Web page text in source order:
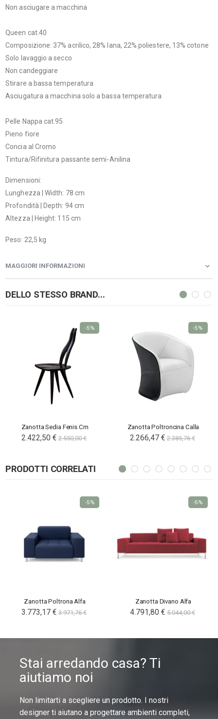
Non asciugare a macchina
Queen cat.40
Composizione: 37% acrilico, 28% lana, 22% poliestere, 13% cotone
Solo lavaggio a secco
Non candeggiare
Stirare a bassa temperatura
Asciugatura a macchina solo a bassa temperatura
Pelle Nappa cat.95
Pieno fiore
Concia al Cromo
Tintura/Rifinitura passante semi-Anilina
Dimensioni:
Lunghezza | Width: 78 cm
Profondità | Depth: 94 cm
Altezza | Height: 115 cm
Peso: 22,5 kg
MAGGIORI INFORMAZIONI
DELLO STESSO BRAND...
Zanotta Sedia Fenis Cm
2.422,50 € 2.550,00 €
-5%
Zanotta Poltroncina Calla
2.266,47 € 2.385,76 €
-5%
PRODOTTI CORRELATI
Zanotta Poltrona Alfa
3.773,17 € 3.971,76 €
-5%
Zanotta Divano Alfa
4.791,80 € 5.044,00 €
-5%
Stai arredando casa? Ti
aiutiamo noi
Non limitarti a scegliere un prodotto. I nostri
designer ti aiutano a progettare ambienti completi,